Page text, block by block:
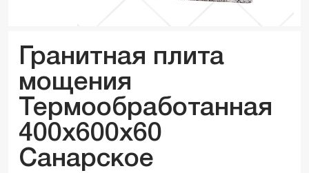
Гранитная плита
мощения
Термообработанная
400x600x60
Санарское